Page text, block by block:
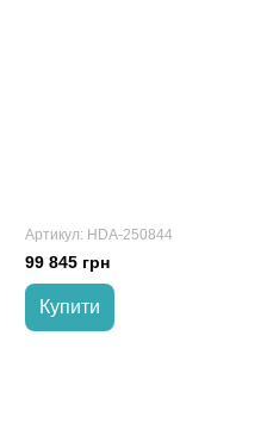
Артикул: HDA-250844
99 845 грн
Купити